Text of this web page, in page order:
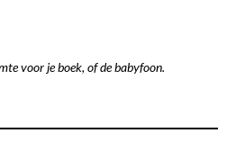
voor je boek, of de babyfoon.